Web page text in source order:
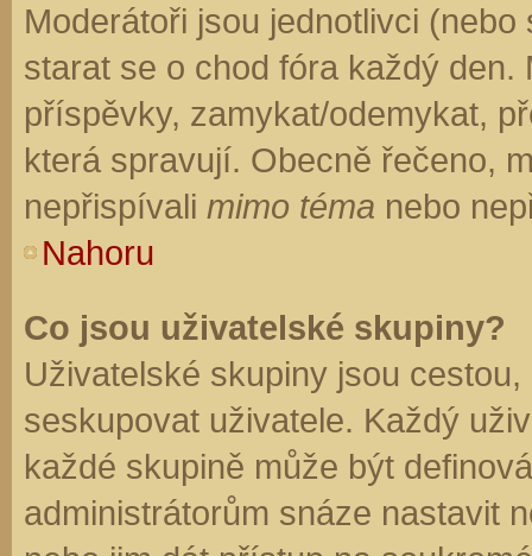
Moderátoři jsou jednotlivci
starat se o chod fóra každý
příspěvky, zamykat/odemykat,
která spravují. Obecně řečeno,
nepřispívali mimo téma nebo
Nahoru
Co jsou uživatelské skupiny?
Uživatelské skupiny jsou
seskupovat uživatele. Každý
každé skupině může být
administrátorům snáze nastavit